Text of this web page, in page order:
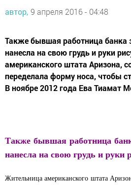
автор, 9 апреля 2016 - 04:48
Также бывшая работница банка
нанесла на свою грудь и руки
американского штата Аризона,
переделала форму носа, чтобы
В ноябре 2012 года Ева Тиамат
Также бывшая работница
нанесла на свою грудь и
Жительница американского штата